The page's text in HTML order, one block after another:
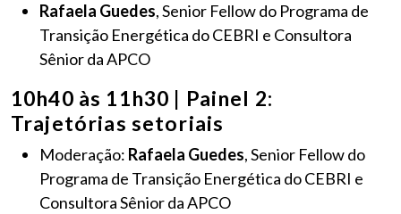
Rafaela Guedes, Senior Fellow do Programa de
Transição Energética do CEBRI e Consultora
Sênior da APCO
10h40 às 11h30 | Painel 2:
Trajetórias setoriais
Moderação: Rafaela Guedes, Senior Fellow do
Programa de Transição Energética do CEBRI e
Consultora Sênior da APCO